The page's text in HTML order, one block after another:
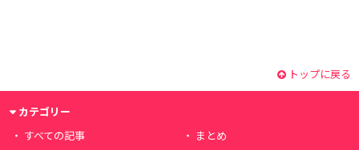
トップに戻る
カテゴリー
すべての記事
まとめ